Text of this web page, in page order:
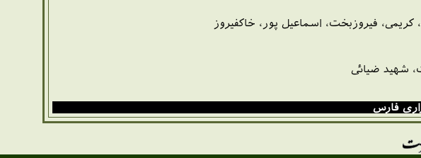
کریمی، فیروزبخت، اسماعیل پور، خاکفیروز
شهید ضیائی
فارس